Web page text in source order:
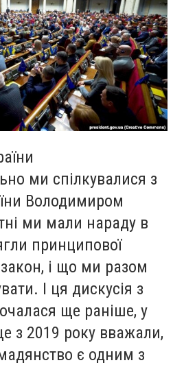
ми спілкувалися з
Володимиром
ми мали нараду в
принципової
і що ми разом
І ця дискусія з
ще раніше, у
з 2019 року вважали,
є одним з